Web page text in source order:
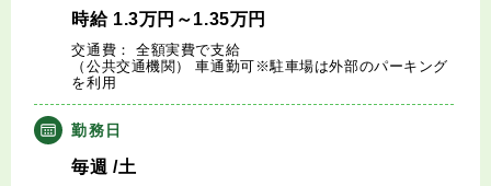
医師に役立つ取材記事
大学医局紹介
時給1.3万円 ～1.35万円
交通費： 全額実費で支給
（公共交通機関） 車通勤可※駐車場は外部のパーキング
を利用
勤務日
毎週 /土